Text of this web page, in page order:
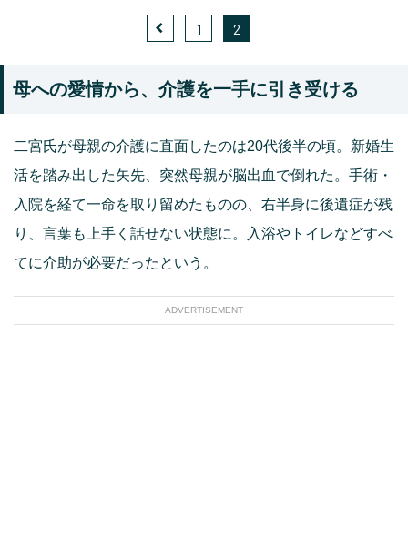
1 2
母への愛情から、介護を一手に引き受ける
二宮氏が母親の介護に直面したのは20代後半の頃。新婚生
活を踏み出した矢先、突然母親が脳出血で倒れた。手術・
入院を経て一命を取り留めたものの、右半身に後遺症が残
り、言葉も上手く話せない状態に。入浴やトイレなどすべ
てに介助が必要だったという。
ADVERTISEMENT